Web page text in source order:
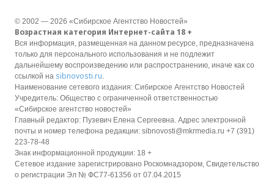
© 2002 — 2026 «Сибирское Агентство Новостей»
Возрастная категория Интернет-сайта 18 +
Вся информация, размещенная на данном ресурсе, предназначена
только для персонального использования и не подлежит
дальнейшему воспроизведению или распространению, иначе как со
ссылкой на sibnovosti.ru.
Наименование сетевого издания: Сибирское Агентство Новостей
Учредитель: Общество с ограниченной ответственностью
«Сибирское агентство новостей»
Главный редактор: Пузевич Елена Сергеевна. Адрес электронной
почты и номер телефона редакции: sibnovosti@mkrmedia.ru +7 (391)
223-78-48
Знак информационной продукции: 18 +
Сетевое издание зарегистрировано Роскомнадзором, Свидетельство
о регистрации Эл № ФС77-61356 от 07.04.2015